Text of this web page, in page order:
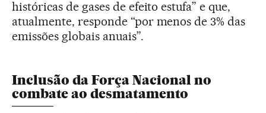
históricas de gases de efeito estufa” e que,
atualmente, responde “por menos de 3% das
emissões globais anuais”.
Inclusão da Força Nacional no
combate ao desmatamento